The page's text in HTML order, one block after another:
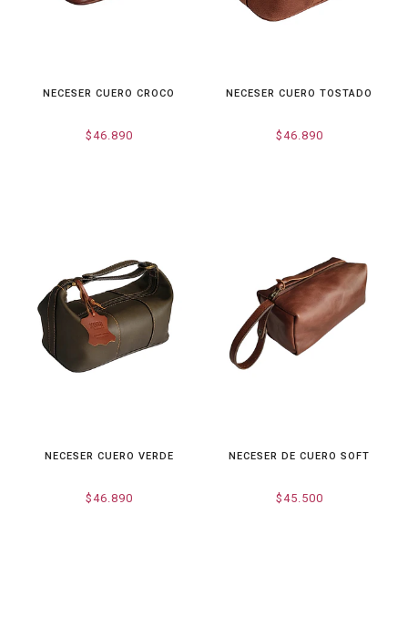
NECESER CUERO CROCO
$46.890
NECESER CUERO TOSTADO
$46.890
NECESER CUERO VERDE
$46.890
NECESER DE CUERO SOFT
$45.500